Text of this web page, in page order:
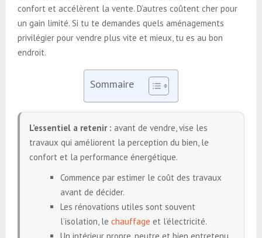
confort et accélèrent la vente. D’autres coûtent cher pour
un gain limité. Si tu te demandes quels aménagements
privilégier pour vendre plus vite et mieux, tu es au bon
endroit.
Sommaire
L’essentiel a retenir : avant de vendre, vise les
travaux qui améliorent la perception du bien, le
confort et la performance énergétique.
Commence par estimer le coût des travaux
avant de décider.
Les rénovations utiles sont souvent
l’isolation, le chauffage et l’électricité.
Un intérieur propre, neutre et bien entretenu